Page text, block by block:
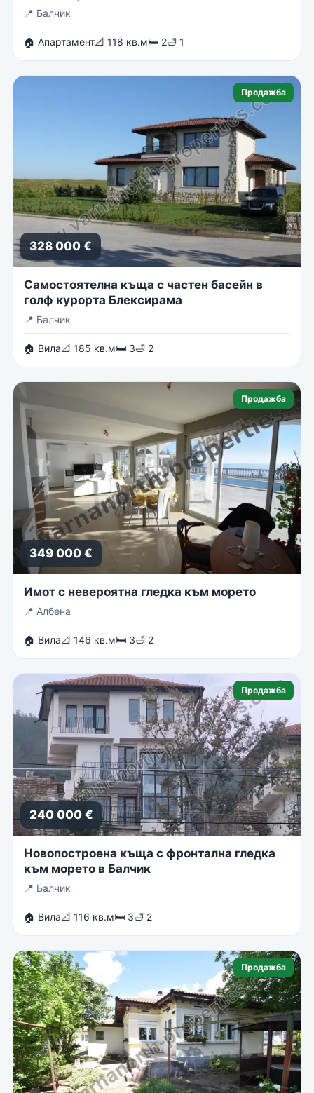
📍 Балчик
🏠 Апартамент📐 118 кв.м🛏 2🛁 1
Продажба
328 000 €
Самостоятелна къща с частен басейн в
голф курорта Блексирама
📍 Балчик
🏠 Вила📐 185 кв.м🛏 3🛁 2
Продажба
349 000 €
Имот с невероятна гледка към морето
📍 Албена
🏠 Вила📐 146 кв.м🛏 3🛁 2
Продажба
240 000 €
Новопостроена къща с фронтална гледка
към морето в Балчик
📍 Балчик
🏠 Вила📐 116 кв.м🛏 3🛁 2
Продажба